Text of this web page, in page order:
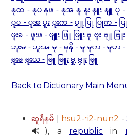
နုထ - နုပနုဖ - နုအနူနူးနှူးနျူပု -
ပူပ - ပူအပူးပူးက -ပျူပြုပြုက -ပ
ဖူးခ -ဖူးဖ -ဖျူးဖြူဖြူး ဗူဗူးဗျူဗြူး
ဘူးမ - ဘူးအမု -မုနိ -မူမူက -မူတ -
မူးမမူးယ -မြူ မြူးမှုမှူးမြှူ
Back to Dictionary Main
ဆူရီနမ် hsu2-ri2-nun2 -
🔊), a republic in